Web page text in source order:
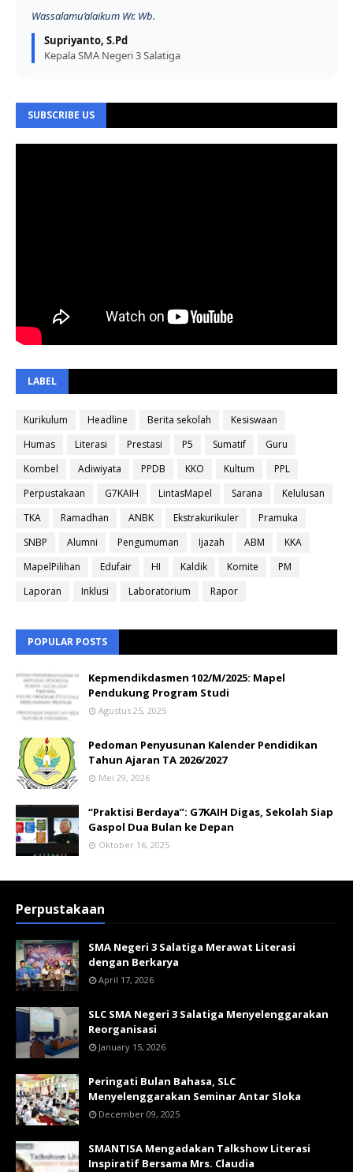
Wassalamu’alaikum Wr. Wb.
Supriyanto, S.Pd
Kepala SMA Negeri 3 Salatiga
SUBSCRIBE US
LABEL
Kurikulum Headline Berita sekolah
Kesiswaan
Humas
Literasi Prestasi P5 Sumatif
Guru
Kombel
Adiwiyata PPDB KKO Kultum
PPL
Perpustakaan
G7KAIH LintasMapel Sarana
Kelulusan
TKA
Ramadhan ANBK Ekstrakurikuler
Pramuka
SNBP
Alumni Pengumuman Ijazah ABM
KKA
MapelPilihan
Edufair HI Kaldik Komite
PM
Laporan
Inklusi Laboratorium Rapor
POPULAR POSTS
Kepmendikdasmen 102/M/2025: Mapel
Pendukung Program Studi
Agustus 25, 2025
Pedoman Penyusunan Kalender Pendidikan
Tahun Ajaran TA 2026/2027
Mei 29, 2026
“Praktisi Berdaya”: G7KAIH Digas, Sekolah Siap
Gaspol Dua Bulan ke Depan
Oktober 16, 2025
Perpustakaan
SMA Negeri 3 Salatiga Merawat Literasi
dengan Berkarya
April 17, 2026
SLC SMA Negeri 3 Salatiga Menyelenggarakan
Reorganisasi
January 15, 2026
Peringati Bulan Bahasa, SLC
Menyelenggarakan Seminar Antar Sloka
December 09, 2025
SMANTISA Mengadakan Talkshow Literasi
Inspiratif Bersama Mrs. Claudia